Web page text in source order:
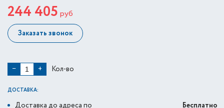
244 405 руб
Заказать звонок
− + Кол-во
ДОСТАВКА:
Доставка до адреса по
Бесплатно